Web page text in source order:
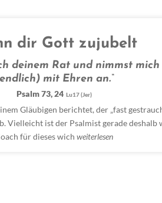
dir Gott zujubelt
deinem Rat und nimmst mich
mit Ehren an.“
Psalm 73, 24 Lu17 (Jer)
Gläubigen berichtet, der „fast
Vielleicht ist der Psalmist gerade deshalb
für dieses wich weiterlesen